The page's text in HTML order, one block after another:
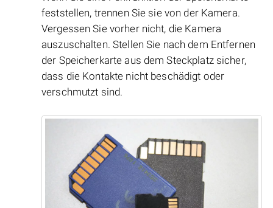
feststellen, trennen Sie sie von der Kamera.
Vergessen Sie vorher nicht, die Kamera
auszuschalten. Stellen Sie nach dem Entfernen
der Speicherkarte aus dem Steckplatz sicher,
dass die Kontakte nicht beschädigt oder
verschmutzt sind.